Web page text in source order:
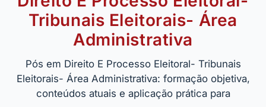
Tribunais Eleitorais- Área
Administrativa
Pós em Direito E Processo Eleitoral- Tribunais
Eleitorais- Área Administrativa: formação objetiva,
conteúdos atuais e aplicação prática para